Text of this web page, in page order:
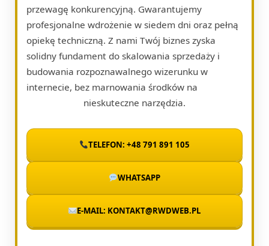
przewagę konkurencyjną. Gwarantujemy
profesjonalne wdrożenie w siedem dni oraz pełną
opiekę techniczną. Z nami Twój biznes zyska
solidny fundament do skalowania sprzedaży i
budowania rozpoznawalnego wizerunku w
internecie, bez marnowania środków na
nieskuteczne narzędzia.
TELEFON: +48 791 891 105
WHATSAPP
E-MAIL: KONTAKT@RWDWEB.PL